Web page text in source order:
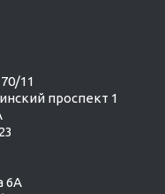
11
проспект 1
6А